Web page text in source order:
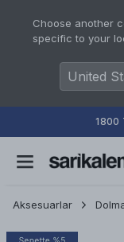
Choose another
specific to your
1800
Aksesuarlar